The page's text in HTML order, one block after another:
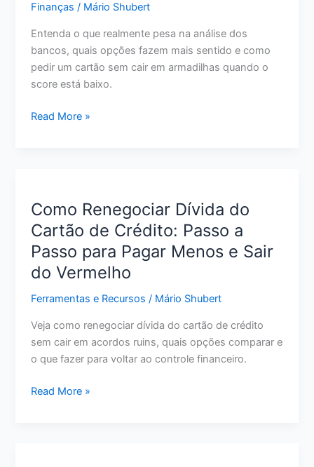
Agora
Finanças / Mário Shubert
Entenda o que realmente pesa na análise dos
bancos, quais opções fazem mais sentido e como
pedir um cartão sem cair em armadilhas quando o
score está baixo.
Melhor
Quem
Tem
Score
Baixo:
O
Avaliar
Read More »
Como Renegociar Dívida do
Cartão de Crédito: Passo a
Passo para Pagar Menos e Sair
do Vermelho
Ferramentas e Recursos / Mário Shubert
Veja como renegociar dívida do cartão de crédito
sem cair em acordos ruins, quais opções comparar e
o que fazer para voltar ao controle financeiro.
Como
Read More »